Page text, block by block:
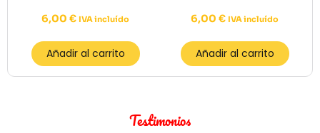
6,00 € IVA incluído
Añadir al carrito
6,00 € IVA incluído
Añadir al carrito
Testimonios